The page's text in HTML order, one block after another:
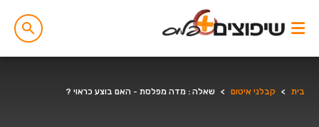
בית > קבלני איטום > שאלה : מדה מפלסת - האם בוצע כראוי ?